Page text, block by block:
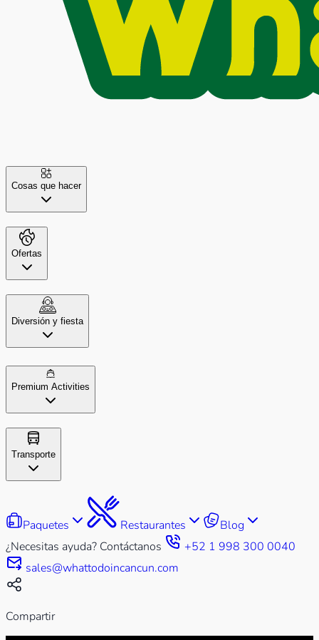
Cosas que hacer
Ofertas
Diversión y fiesta
Premium Activities
Transporte
Paquetes Restaurantes
Blog
¿Necesitas ayuda? Contáctanos
+52 1 998 300 0040
sales@whattodoincancun.com
Compartir